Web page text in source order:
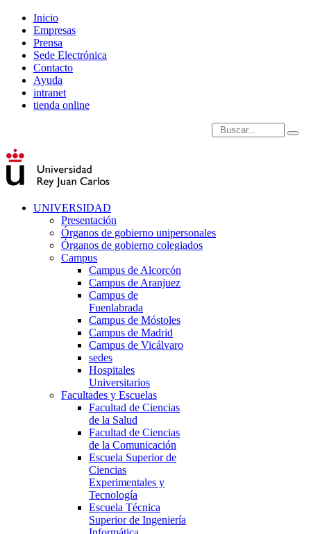
Inicio
Empresas
Prensa
Sede Electrónica
Contacto
Ayuda
intranet
tienda online
Introduce términos de
UNIVERSIDAD
Presentación
Órganos de gobierno unipersonales
Órganos de gobierno colegiados
Campus
Campus de Alcorcón
Campus de Aranjuez
Campus de
Fuenlabrada
Campus de Móstoles
Campus de Madrid
Campus de Vicálvaro
sedes
Hospitales
Universitarios
Facultades y Escuelas
Facultad de Ciencias
de la Salud
Facultad de Ciencias
de la Comunicación
Escuela Superior de
Ciencias
Experimentales y
Tecnología
Escuela Técnica
Superior de Ingeniería